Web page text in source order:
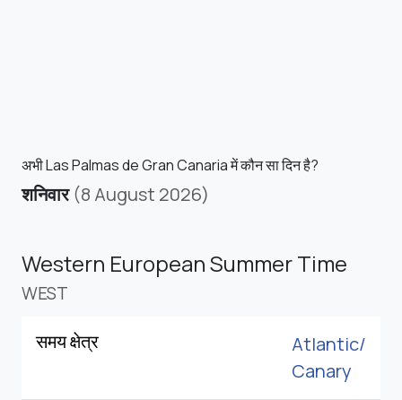
अभी Las Palmas de Gran Canaria में कौन सा दिन है?
शनिवार (8 August 2026)
Western European Summer Time
WEST
समय क्षेत्र
Atlantic/
Canary